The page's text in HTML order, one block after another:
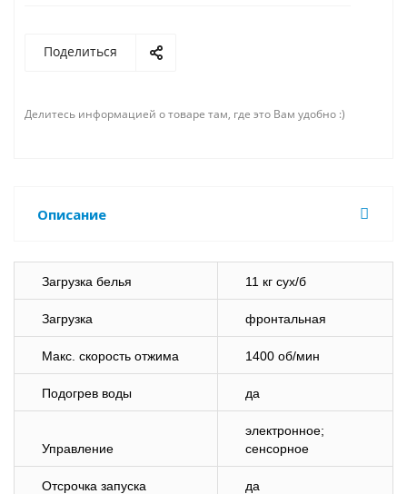
Поделиться
Делитесь информацией о товаре там, где это Вам удобно :)
Описание
Загрузка белья 11 кг сух/б
Загрузка фронтальная
Макс. скорость отжима 1400 об/мин
Подогрев воды да
Управление
электронное;
сенсорное
Отсрочка запуска да